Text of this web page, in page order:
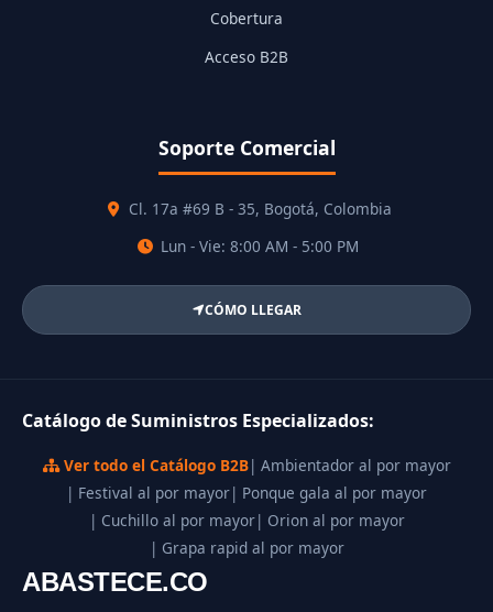
Cobertura
Acceso B2B
Soporte Comercial
Cl. 17a #69 B - 35, Bogotá, Colombia
Lun - Vie: 8:00 AM - 5:00 PM
CÓMO LLEGAR
Catálogo de Suministros Especializados:
Ver todo el Catálogo B2B| Ambientador al por mayor
| Festival al por mayor| Ponque gala al por mayor
| Cuchillo al por mayor| Orion al por mayor
| Grapa rapid al por mayor
ABASTECE.CO